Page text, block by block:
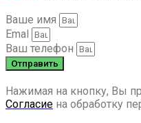
Ваше имя
Emal
Ваш телефон
Отправить
Нажимая на кнопку, Вы
Согласие на обработку